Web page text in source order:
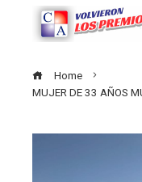
Home
MUJER DE 33 AÑOS